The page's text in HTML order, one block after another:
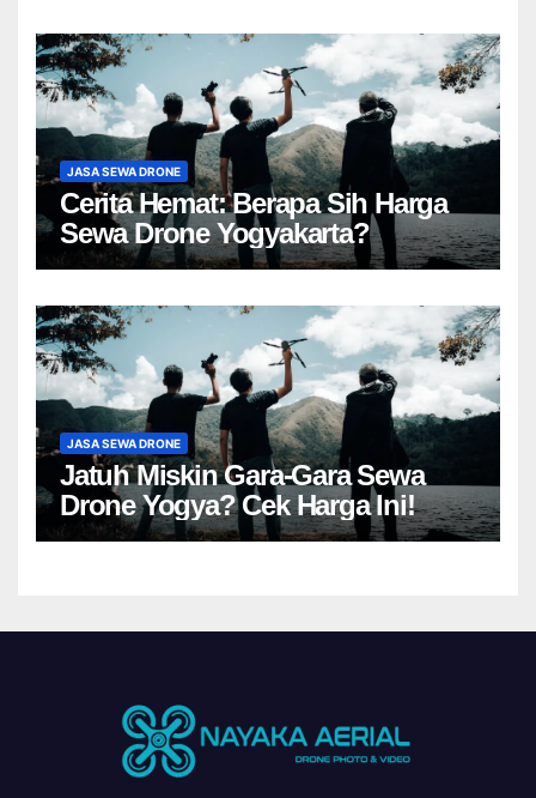
JASA SEWA DRONE
Cerita Hemat: Berapa Sih Harga
Sewa Drone Yogyakarta?
JASA SEWA DRONE
Jatuh Miskin Gara-Gara Sewa
Drone Yogya? Cek Harga Ini!